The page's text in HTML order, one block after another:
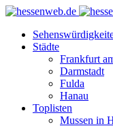
Städte
Frankfurt
Darmstadt
Fulda
Hanau
Toplisten
Mussen in